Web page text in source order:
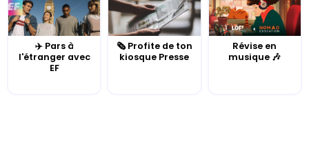
✈️ Pars à
l'étranger avec
EF
🗞️ Profite de ton
kiosque Presse
Révise en
musique 🎶